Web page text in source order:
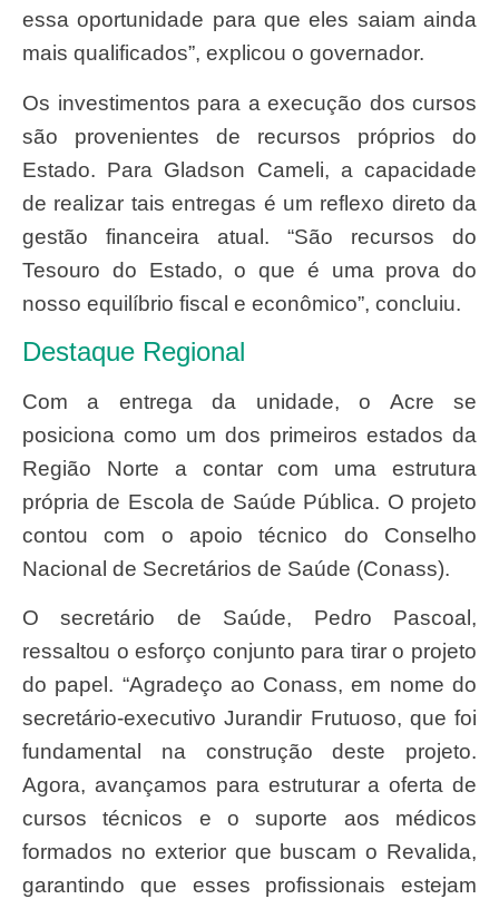
essa oportunidade para que eles saiam ainda
mais qualificados”, explicou o governador.
Os investimentos para a execução dos cursos
são provenientes de recursos próprios do
Estado. Para Gladson Cameli, a capacidade
de realizar tais entregas é um reflexo direto da
gestão financeira atual. “São recursos do
Tesouro do Estado, o que é uma prova do
nosso equilíbrio fiscal e econômico”, concluiu.
Destaque Regional
Com a entrega da unidade, o Acre se
posiciona como um dos primeiros estados da
Região Norte a contar com uma estrutura
própria de Escola de Saúde Pública. O projeto
contou com o apoio técnico do Conselho
Nacional de Secretários de Saúde (Conass).
O secretário de Saúde, Pedro Pascoal,
ressaltou o esforço conjunto para tirar o projeto
do papel. “Agradeço ao Conass, em nome do
secretário-executivo Jurandir Frutuoso, que foi
fundamental na construção deste projeto.
Agora, avançamos para estruturar a oferta de
cursos técnicos e o suporte aos médicos
formados no exterior que buscam o Revalida,
garantindo que esses profissionais estejam